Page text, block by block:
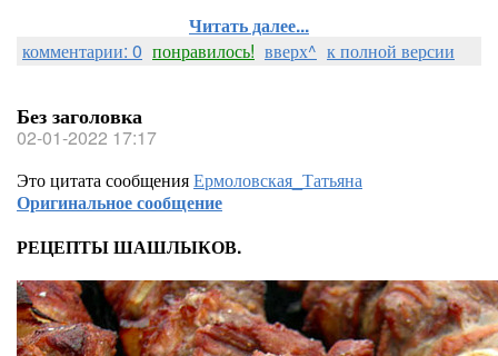
Читать далее...
комментарии: 0 понравилось! вверх^ к полной версии
Без заголовка
02-01-2022 17:17
Это цитата сообщенияЕрмоловская_Татьяна
Оригинальное сообщение
РЕЦЕПТЫ ШАШЛЫКОВ.